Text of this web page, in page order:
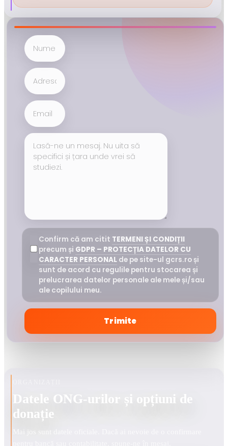
Confirm că am citit TERMENI ȘI CONDIȚII
precum și GDPR – PROTECȚIA DATELOR CU
CARACTER PERSONAL de pe site-ul gcrs.ro și
sunt de acord cu regulile pentru stocarea și
prelucrarea datelor personale ale mele și/sau
ale copilului meu.
Trimite
Datele ONG-urilor și opțiuni de
donație